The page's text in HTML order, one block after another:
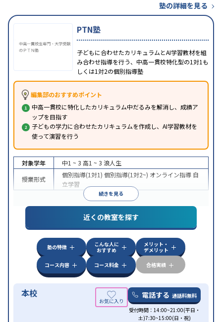
塾の詳細を見る
PTN塾
子どもに合わせたカリキュラムとAI学習教材を組
み合わせ指導を行う、中高一貫校特化型の1対1も
しくは1対2の個別指導塾
編集部のおすすめポイント
中高一貫校に特化したカリキュラム中だるみを解消し、成績ア
ップを目指す
子どもの学力に合わせたカリキュラムを作成し、AI学習教材を
使って演習を行う
続きを見る
対象学年 中1 ~ 3 高1 ~ 3 浪人生
授業形式
個別指導(1対1) 個別指導(1対2~) オンライン指導 自
立学習
近くの教室を探す
塾の特徴
こんな人に
おすすめ
メリット・
デメリット
コース内容
コース料金 合格実績
本校 電話する 通話料無料
受付時間：14:00~21:00(平日・
土)7:30~15:00(日・祝)